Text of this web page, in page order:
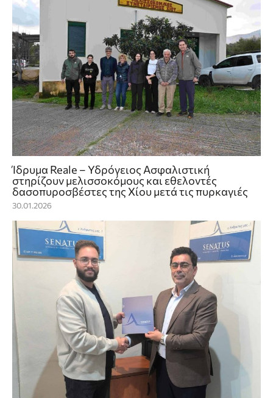
Ίδρυμα Reale – Υδρόγειος Ασφαλιστική
στηρίζουν μελισσοκόμους και εθελοντές
δασοπυροσβέστες της Χίου μετά τις πυρκαγιές
30.01.2026